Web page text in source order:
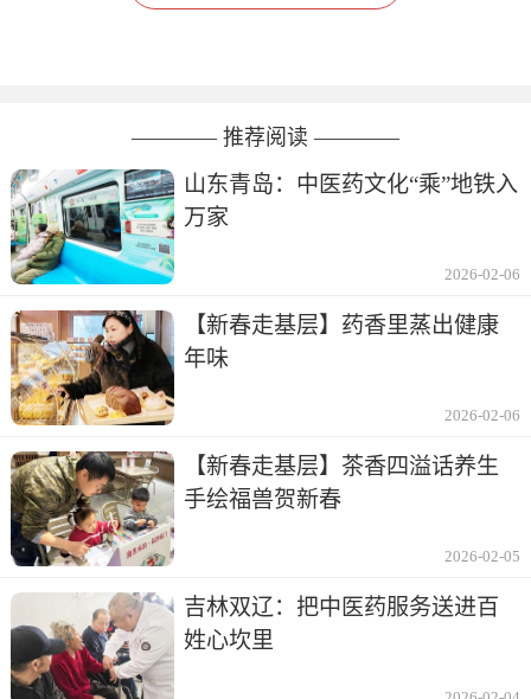
———— 推荐阅读 ————
山东青岛：中医药文化“乘”地铁入
万家
2026-02-06
【新春走基层】药香里蒸出健康
年味
2026-02-06
【新春走基层】茶香四溢话养生
手绘福兽贺新春
2026-02-05
吉林双辽：把中医药服务送进百
姓心坎里